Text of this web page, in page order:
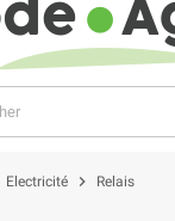
Electricité chevron_right Relais